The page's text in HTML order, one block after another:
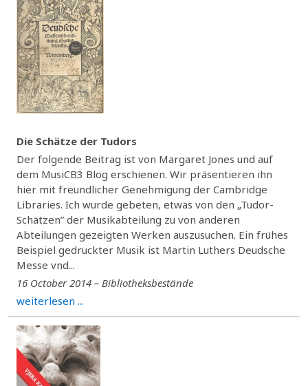
Die Schätze der Tudors
Der folgende Beitrag ist von Margaret Jones und auf
dem MusiCB3 Blog erschienen. Wir präsentieren ihn
hier mit freundlicher Genehmigung der Cambridge
Libraries. Ich wurde gebeten, etwas von den „Tudor-
Schätzen” der Musikabteilung zu von anderen
Abteilungen gezeigten Werken auszusuchen. Ein frühes
Beispiel gedruckter Musik ist Martin Luthers Deudsche
Messe vnd...
16 October 2014 – Bibliotheksbestände
weiterlesen ...